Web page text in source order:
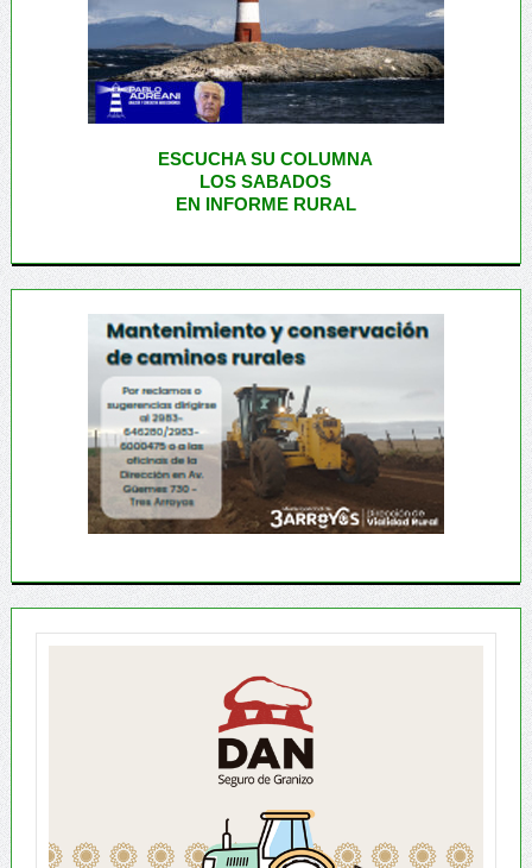
ESCUCHA SU COLUMNA
LOS SABADOS
EN INFORME RURAL